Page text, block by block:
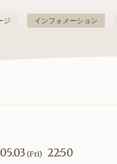
ジ インフォメーション
(Fri) 22:50